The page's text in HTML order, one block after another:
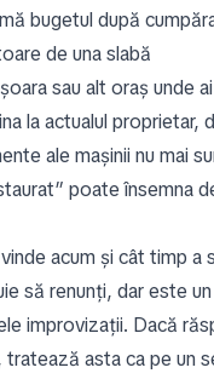
bugetul după
de una slabă
sau alt oraș unde
la actualul
ale mașinii nu mai
poate însemna
acum și cât timp
să renunți, dar este
improvizații. Dacă
asta ca pe un